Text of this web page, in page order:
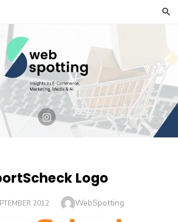
Logo
2012 Author
WebSpotting